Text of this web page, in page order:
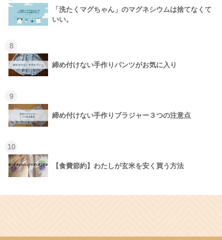
「洗たくマグちゃん」のマグネシウムは捨てなくて
いい。
8
締め付けない手作りパンツがお気に入り
9
締め付けない手作りブラジャー３つの注意点
10
【食費節約】わたしが玄米を安く買う方法